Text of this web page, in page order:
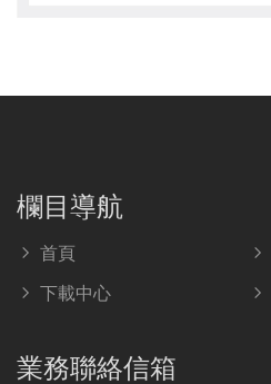
欄目導航
首頁
下載中心
業務聯絡信箱